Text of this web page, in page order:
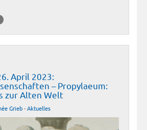
April 2023:
– Propylaeum:
zur Alten Welt
Grieb-Aktuelles